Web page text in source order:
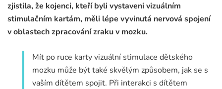
zjistila, že kojenci, kteří byli vystaveni vizuálním
stimulačním kartám, měli lépe vyvinutá nervová spojení
v oblastech zpracování zraku v mozku.
Mít po ruce karty vizuální stimulace dětského
mozku může být také skvělým způsobem, jak se s
vaším dítětem spojit. Při interakci s dítětem